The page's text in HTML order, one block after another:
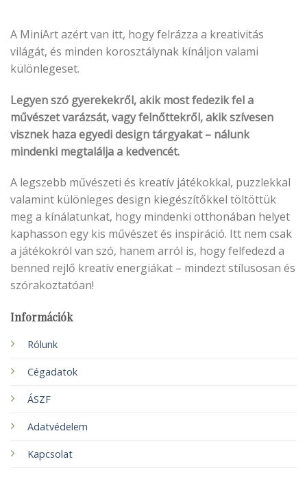
A MiniArt azért van itt, hogy felrázza a kreativitás
világát, és minden korosztálynak kínáljon valami
különlegeset.
Legyen szó gyerekekről, akik most fedezik fel a
művészet varázsát, vagy felnőttekről, akik szívesen
visznek haza egyedi design tárgyakat – nálunk
mindenki megtalálja a kedvencét.
A legszebb művészeti és kreatív játékokkal, puzzlekkal
valamint különleges design kiegészítőkkel töltöttük
meg a kínálatunkat, hogy mindenki otthonában helyet
kaphasson egy kis művészet és inspiráció. Itt nem csak
a játékokról van szó, hanem arról is, hogy felfedezd a
benned rejlő kreatív energiákat – mindezt stílusosan és
szórakoztatóan!
Információk
Rólunk
Cégadatok
ÁSZF
Adatvédelem
Kapcsolat